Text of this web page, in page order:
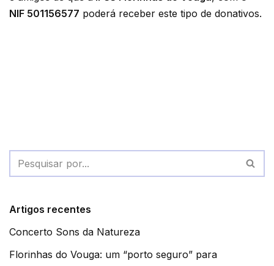
NIF 501156577 poderá receber este tipo de donativos.
Artigos recentes
Concerto Sons da Natureza
Florinhas do Vouga: um “porto seguro” para